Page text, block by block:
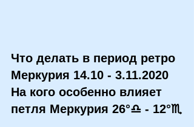
Что делать в период ретро
Меркурия 14.10 - 3.11.2020
На кого особенно влияет
петля Меркурия 26°♎ - 12°♏